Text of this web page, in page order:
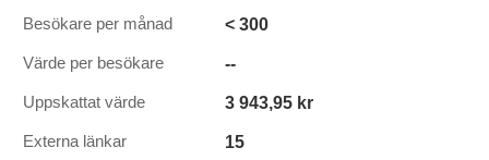
Besökare per månad < 300
Värde per besökare --
Uppskattat värde 3 943,95 kr
Externa länkar 15